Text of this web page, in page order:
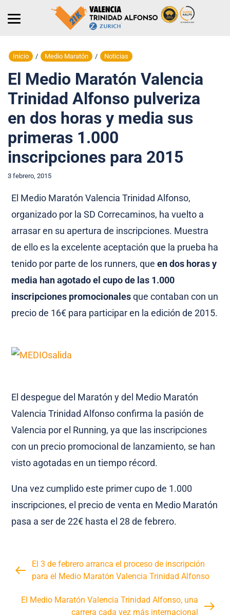
Inicio / Medio Maratón / Noticias
El Medio Maratón Valencia
Trinidad Alfonso pulveriza
en dos horas y media sus
primeras 1.000
inscripciones para 2015
3 febrero, 2015
El Medio Maratón Valencia Trinidad Alfonso,
organizado por la SD Correcaminos, ha vuelto a
arrasar en su apertura de inscripciones. Muestra
de ello es la excelente aceptación que la prueba ha
tenido por parte de los runners, queen dos horas y
media han agotado el cupo de las 1.000
inscripciones promocionalesque contaban con un
precio de 16€ para participar en la edición de 2015.
El despegue del Maratón y del Medio Maratón
Valencia Trinidad Alfonso confirma la pasión de
Valencia por el Running, ya que las inscripciones
con un precio promocional de lanzamiento, se han
visto agotadas en un tiempo récord.
Una vez cumplido este primer cupo de 1.000
inscripciones, el precio de venta en Medio Maratón
pasa a ser de 22€ hasta el 28 de febrero.
El 3 de febrero arranca el proceso de inscripción
para el Medio Maratón Valencia Trinidad Alfonso
El Medio Maratón Valencia Trinidad Alfonso, una
carrera cada vez más internacional